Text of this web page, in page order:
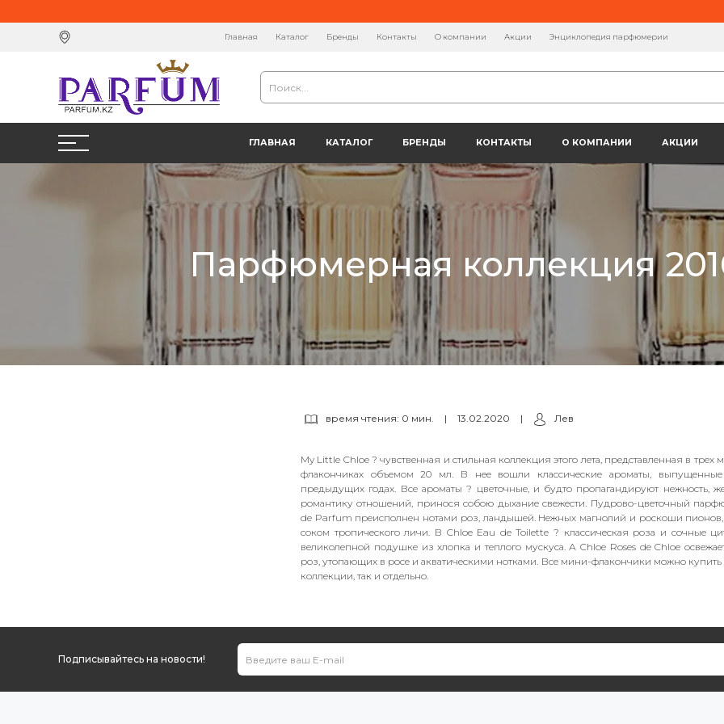
Главная Каталог Бренды Контакты О компании Акции Энциклопедия парфюмерии
ГЛАВНАЯ КАТАЛОГ БРЕНДЫ КОНТАКТЫ О КОМПАНИИ АКЦИИ
Парфюмерная коллекция
время чтения: 0 мин. | 13.02.2020 | Лев
My Little Chloe ? чувственная и стильная коллекция этого лета, представленная в
флакончиках объемом 20 мл. В нее вошли классические ароматы,
предыдущих годах. Все ароматы ? цветочные, и будто пропагандируют нежность,
романтику отношений, принося собою дыхание свежести. Пудрово-цветочный
de Parfum преисполнен нотами роз, ландышей. Нежных магнолий и роскоши
соком тропического личи. В Chloe Eau de Toilette ? классическая роза и сочные
великолепной подушке из хлопка и теплого мускуса. А Chloe Roses de Chloe
роз, утопающих в росе и акватическими нотками. Все мини-флакончики можно купить
коллекции, так и отдельно.
Подписывайтесь на новости!